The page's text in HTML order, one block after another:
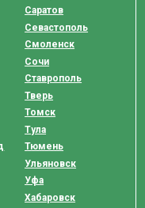
Саратов
Севастополь
Смоленск
Сочи
Ставрополь
Тверь
Томск
Тула
Тюмень
Ульяновск
Уфа
Хабаровск